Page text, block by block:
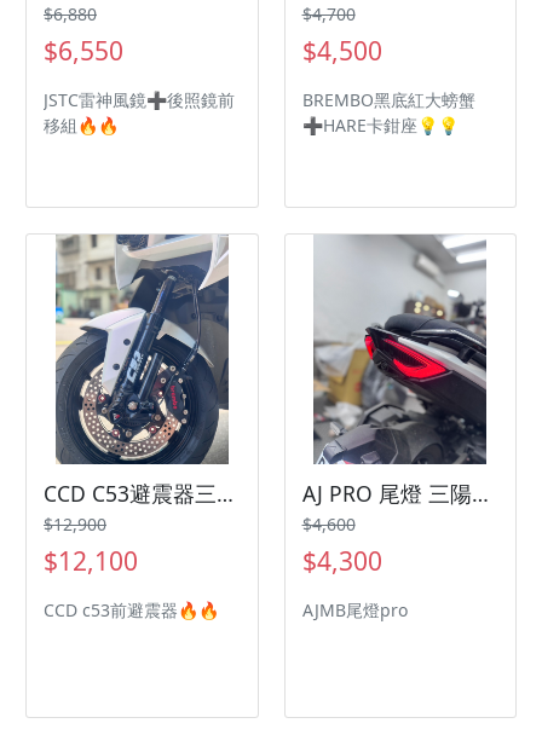
$6,880
$6,550
JSTC雷神風鏡➕後照鏡前
移組🔥🔥
$4,700
$4,500
BREMBO黑底紅大螃蟹
➕HARE卡鉗座💡💡
CCD C53避震器三陽機車 SYM 曼巴 JETSL
$12,900
$12,100
CCD c53前避震器🔥🔥
AJ PRO 尾燈 三陽機車 SYM
$4,600
$4,300
AJMB尾燈pro